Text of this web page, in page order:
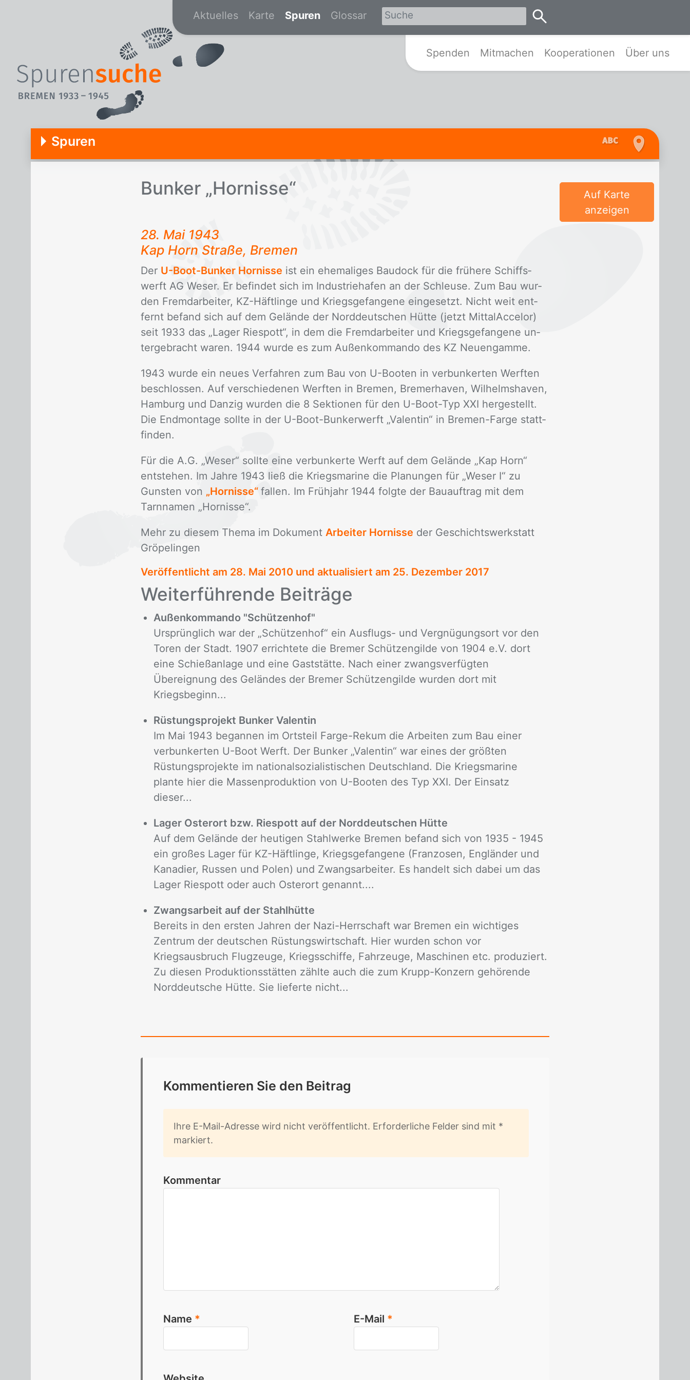
Zur Startseite von Spurensuche-Bremen
Aktuelles Karte Spuren Glossar
Spenden Mitmachen Kooperationen Über uns
Spuren
Bun­ker „Hor­nis­se“
Auf Karte
anzeigen
28. Mai 1943
Kap Horn Stra­ße, Bre­men
Der U-Boot-Bunker Hornisse ist ein ehe­ma­li­ges Bau­dock für die frü­he­re Schiffs­
werft AG We­ser. Er be­fin­det sich im In­dus­trie­ha­fen an der Schleu­se. Zum Bau wur­
den Fremd­ar­bei­ter, KZ-Häft­lin­ge und Kriegs­ge­fan­ge­ne ein­ge­setzt. Nicht weit ent­
fernt be­fand sich auf dem Ge­län­de der Nord­deut­schen Hüt­te (jetzt Mit­talAc­celor)
seit 1933 das „La­ger Rie­spott“, in dem die Fremd­ar­bei­ter und Kriegs­ge­fan­ge­ne un­
ter­ge­bracht wa­ren. 1944 wur­de es zum Au­ßen­kom­man­do des KZ Neu­eng­am­me.
1943 wur­de ein neu­es Ver­fah­ren zum Bau von U-Boo­ten in ver­bun­ker­ten Werf­ten
be­schlos­sen. Auf ver­schie­de­nen Werf­ten in Bre­men, Bre­mer­ha­ven, Wil­helms­ha­ven,
Ham­burg und Dan­zig wur­den die 8 Sek­tio­nen für den U-Boot-Typ XXI her­ge­stellt.
Die End­mon­ta­ge soll­te in der U-Boot-Bun­ker­werft „Va­len­tin“ in Bre­men-Far­ge statt­
fin­den.
Für die A.G. „We­ser“ soll­te eine ver­bun­ker­te Werft auf dem Ge­län­de „Kap Horn“
ent­ste­hen. Im Jah­re 1943 ließ die Kriegs­ma­ri­ne die Pla­nun­gen für „We­ser I“ zu
Guns­ten von „Hornisse“ fal­len. Im Früh­jahr 1944 folg­te der Bau­auf­trag mit dem
Tarn­na­men „Hor­nis­se“.
Mehr zu die­sem The­ma im Do­ku­ment Arbeiter Hornisse der Ge­schichts­werk­statt
Grö­pe­lin­gen
Veröffentlicht am 28. Mai 2010 und aktualisiert am 25. Dezember 2017
Wei­ter­füh­ren­de Bei­trä­ge
Außenkommando "Schützenhof"
Ursprünglich war der „Schützenhof“ ein Ausflugs- und Vergnügungsort vor den
Toren der Stadt. 1907 errichtete die Bremer Schützengilde von 1904 e.V. dort
eine Schießanlage und eine Gaststätte. Nach einer zwangsverfügten
Übereignung des Geländes der Bremer Schützengilde wurden dort mit
Kriegsbeginn...
Rüstungsprojekt Bunker Valentin
Im Mai 1943 begannen im Ortsteil Farge-Rekum die Arbeiten zum Bau einer
verbunkerten U-Boot Werft. Der Bunker „Valentin“ war eines der größten
Rüstungsprojekte im nationalsozialistischen Deutschland. Die Kriegsmarine
plante hier die Massenproduktion von U-Booten des Typ XXI. Der Einsatz
dieser...
Lager Osterort bzw. Riespott auf der Norddeutschen Hütte
Auf dem Gelände der heutigen Stahlwerke Bremen befand sich von 1935 - 1945
ein großes Lager für KZ-Häftlinge, Kriegsgefangene (Franzosen, Engländer und
Kanadier, Russen und Polen) und Zwangsarbeiter. Es handelt sich dabei um das
Lager Riespott oder auch Osterort genannt....
Zwangsarbeit auf der Stahlhütte
Bereits in den ersten Jahren der Nazi-Herrschaft war Bremen ein wichtiges
Zentrum der deutschen Rüstungswirtschaft. Hier wurden schon vor
Kriegsausbruch Flugzeuge, Kriegsschiffe, Fahrzeuge, Maschinen etc. produziert.
Zu diesen Produktionsstätten zählte auch die zum Krupp-Konzern gehörende
Norddeutsche Hütte. Sie lieferte nicht...
Kom­men­tie­ren Sie den Bei­trag
Ihre E-Mail-Adres­se wird nicht ver­öf­fent­licht. Er­for­der­li­che Fel­der sind mit *
mar­kiert.
Kommentar
Name * E-Mail *